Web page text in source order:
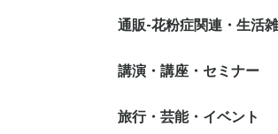
洗顔
化粧水
美容液
クリーム
ジェル WOMEN
MEN
KIDS
通販-花粉症関連・生活
生活製品
花粉症関連
香水・お香関連
講演・講座・セミナー
専門分野ライセンス
美食関連
IT関連
不動産関連
政治関連
経理関連
経済関連
金融関連
保険関連
法律関連
労務関連
美容関連
生活関連
教材
その他
旅行・芸能・イベント